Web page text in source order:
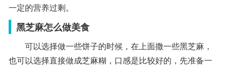
一定的营养过剩。
黑芝麻怎么做美食
可以选择做一些饼子的时候，在上面撒一些黑芝麻，
也可以选择直接做成芝麻糊，口感是比较好的，先准备一